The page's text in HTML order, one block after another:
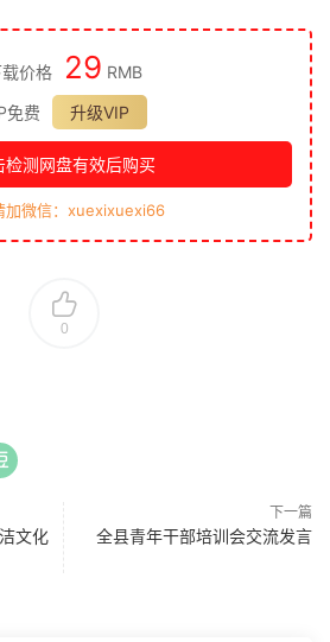
价格 29 RMB
免费
升级VIP
检测网盘有效后购买
加微信：xuexixuexi66
0
文化
下一篇
全县青年干部培训会交流发言